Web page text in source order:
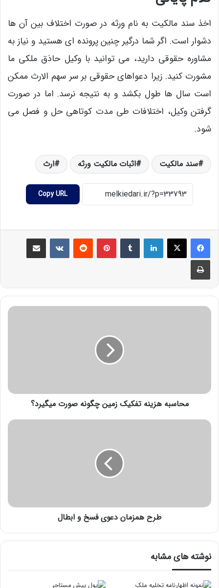
اخذ سند مالکیت به نام ورثه در صورت اختلاف بین آن ها
دشوار است. اگر شما درگیر چنین پرونده ای هستید و نیاز به
مشاوره حقوقی دارید، می توانید با وکیل حاذق ملکی ما
مشورت کنید. زیرا دعواهای حقوقی بر سر سهم الارث ممکن
است سال ها طول بکشد و به نتیجه نرسد. اما در صورت
گرفتن وکیل، اختلافات طی مدت کوتاهی حل و فصل می
شود.
سند مالکیت اثبات مالکیت ورثه ارث
Copy URL
محاسبه هزینه تفکیک زمین چگونه صورت میگیرد؟
طرح همزمان دعوی فسخ و ابطال
نوشته های مشابه